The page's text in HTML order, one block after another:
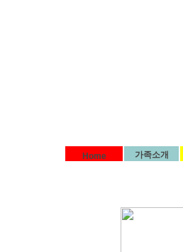
Home 가족소개